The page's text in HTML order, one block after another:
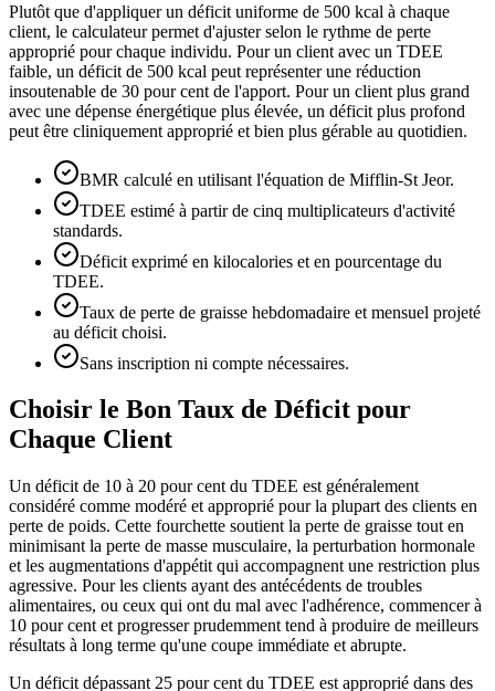
Plutôt que d'appliquer un déficit uniforme de 500 kcal à chaque
client, le calculateur permet d'ajuster selon le rythme de perte
approprié pour chaque individu. Pour un client avec un TDEE
faible, un déficit de 500 kcal peut représenter une réduction
insoutenable de 30 pour cent de l'apport. Pour un client plus grand
avec une dépense énergétique plus élevée, un déficit plus profond
peut être cliniquement approprié et bien plus gérable au quotidien.
BMR calculé en utilisant l'équation de Mifflin-St Jeor.
TDEE estimé à partir de cinq multiplicateurs d'activité
standards.
Déficit exprimé en kilocalories et en pourcentage du
TDEE.
Taux de perte de graisse hebdomadaire et mensuel projeté
au déficit choisi.
Sans inscription ni compte nécessaires.
Choisir le Bon Taux de Déficit pour
Chaque Client
Un déficit de 10 à 20 pour cent du TDEE est généralement
considéré comme modéré et approprié pour la plupart des clients en
perte de poids. Cette fourchette soutient la perte de graisse tout en
minimisant la perte de masse musculaire, la perturbation hormonale
et les augmentations d'appétit qui accompagnent une restriction plus
agressive. Pour les clients ayant des antécédents de troubles
alimentaires, ou ceux qui ont du mal avec l'adhérence, commencer à
10 pour cent et progresser prudemment tend à produire de meilleurs
résultats à long terme qu'une coupe immédiate et abrupte.
Un déficit dépassant 25 pour cent du TDEE est approprié dans des